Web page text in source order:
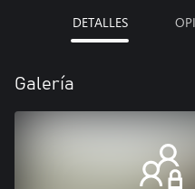
DETALLES
Galería